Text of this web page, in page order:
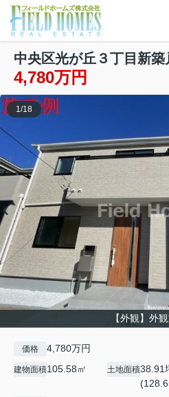
中央区光が丘３丁目新
4,780万円
【外観】外
1 /18
価格 4,780万円
建物面積105.58㎡ 土地面積38.91